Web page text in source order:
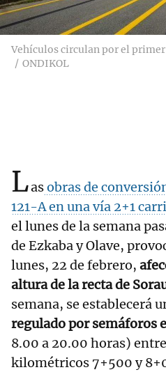
Vehículos circulan por el
ONDIKOL
Lasobras de
121-A en una vía 2+1
el lunes de la semana
de Ezkaba y Olave,
lunes, 22 de febrero,
altura de la recta de
semana, se establecerá
regulado por semáforos
8.00 a 20.00 horas)
kilométricos 7+500 y